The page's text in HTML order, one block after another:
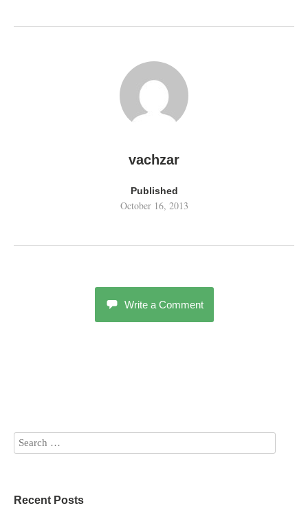
vachzar
Published
October 16, 2013
Write a Comment
Recent Posts